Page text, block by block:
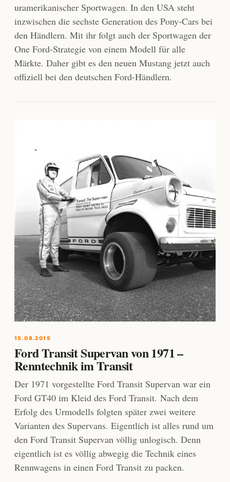
uramerikanischer Sportwagen. In den USA steht
inzwischen die sechste Generation des Pony-Cars bei
den Händlern. Mit ihr folgt auch der Sportwagen der
One Ford-Strategie von einem Modell für alle
Märkte. Daher gibt es den neuen Mustang jetzt auch
offiziell bei den deutschen Ford-Händlern.
15.08.2015
Ford Transit Supervan von 1971 –
Renntechnik im Transit
Der 1971 vorgestellte Ford Transit Supervan war ein
Ford GT40 im Kleid des Ford Transit. Nach dem
Erfolg des Urmodells folgten später zwei weitere
Varianten des Supervans. Eigentlich ist alles rund um
den Ford Transit Supervan völlig unlogisch. Denn
eigentlich ist es völlig abwegig die Technik eines
Rennwagens in einen Ford Transit zu packen.